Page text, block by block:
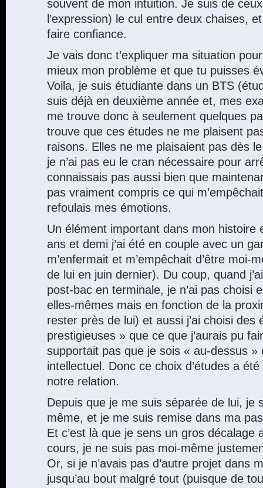
souvent de mon intuition. Je suis de
l’expression) le cul entre deux chaises,
faire confiance.
Je vais donc t’expliquer ma situation
mieux mon problème et que tu puisses
Voila, je suis étudiante dans un BTS
suis déjà en deuxième année et, mes
me trouve donc à seulement quelques
trouve que ces études ne me plaisent
raisons. Elles ne me plaisaient pas dès
je n’ai pas eu le cran nécessaire pour
connaissais pas aussi bien que
pas vraiment compris ce qui
refoulais mes émotions.
Un élément important dans mon histoire
ans et demi j’ai été en couple avec un
m’enfermait et m’empêchait d’être moi-
de lui en juin dernier). Du coup, quand
post-bac en terminale, je n’ai pas choisi
elles-mêmes mais en fonction de la
rester près de lui) et aussi j’ai choisi des
prestigieuses » que ce que j’aurais pu
supportait pas que je sois « au-dessus »
intellectuel. Donc ce choix d’études a
notre relation.
Depuis que je me suis séparée de lui, je
même, et je me suis remise dans ma
Et c’est là que je sens un gros décalage
cours, je ne suis pas moi-même
Or, si je n’avais pas d’autre projet dans
jusqu’au bout malgré tout (puisque de